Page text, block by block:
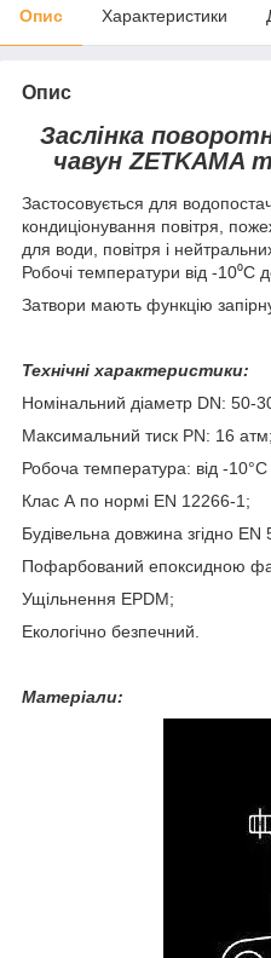
Опис Характеристики
Опис
Заслінка
чавун ZETKAMA
Застосовується для
кондиціонування повітря,
для води, повітря і
Робочі температури від -10⁰С
Затвори мають функцію
Технічні характеристики:
Номінальний діаметр DN: 50-
Максимальний тиск PN: 16 атм;
Робоча температура: від -
Клас А по нормі EN 12266-1;
Будівельна довжина згідно EN
Пофарбований епоксидною
Ущільнення EPDM;
Екологічно безпечний.
Матеріали: